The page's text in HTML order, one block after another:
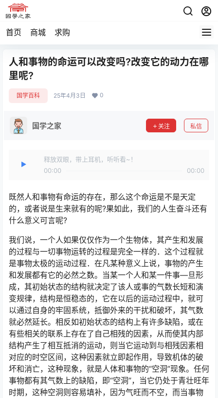
首页 商城 求购
人和事物的命运可以改变吗?改变它的动力在哪
里呢?
国学百科 25年4月3日 0
国学之家 关注 私信
释放双眼，带上耳机，听听看~！
00:00
00:00
既然人和事物有命运的存在，那么这个命运是不是天定
的，或者说是生来就有的呢?果如此，我们的人生奋斗还有
什么意义可言呢?
我们说，一个人如果仅仅作为一个生物体，其产生和发展
的过程与一切事物运转的过程是完全一样的．这个过程就
是事物太极的运动过程．在凡某种意义上说，事物的产生
和发展都有它的必然之数。当某一个人和某一件事—旦形
成，其初始状态的结构就决定了该人或事的气数长短和演
变规律，结构是恒稳态的，它在以后的运动过程中，就可
以通过自身的牢固系统，抵御外来的干扰和破坏，其气数
就必然延长。相反如初始状态的结构上有许多缺陷，或在
有些相关的联系上存在了自己相残的因素，从而使其内部
结构产生了相互抵消的运动，则当它运动到与相残因素相
对应的时空区间，这种因素就立即起作用，导致机体的破
坏和消亡，这种现象，就是人体和事物的“空洞”现象。任何
事物都有其气数上的缺陷，即“空洞”，当它仍处于青壮旺年
时期，这种空洞则容易填补，因为气旺而不空，而当事物